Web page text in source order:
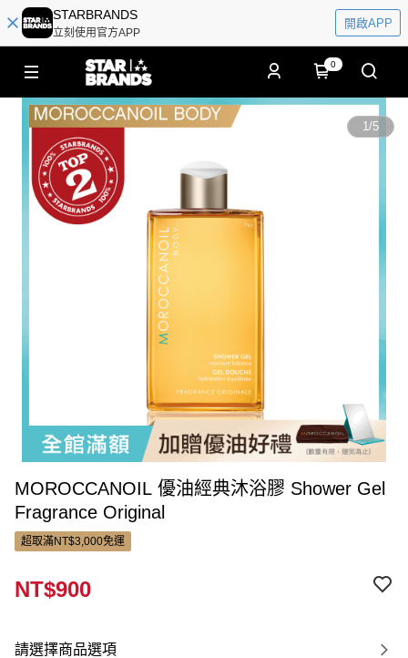
STARBRANDS
立刻使用官方APP
開啟APP
0
1/5
MOROCCANOIL 優油經典沐浴膠 Shower Gel
Fragrance Original
超取滿NT$3,000免運
NT$900
請選擇商品選項